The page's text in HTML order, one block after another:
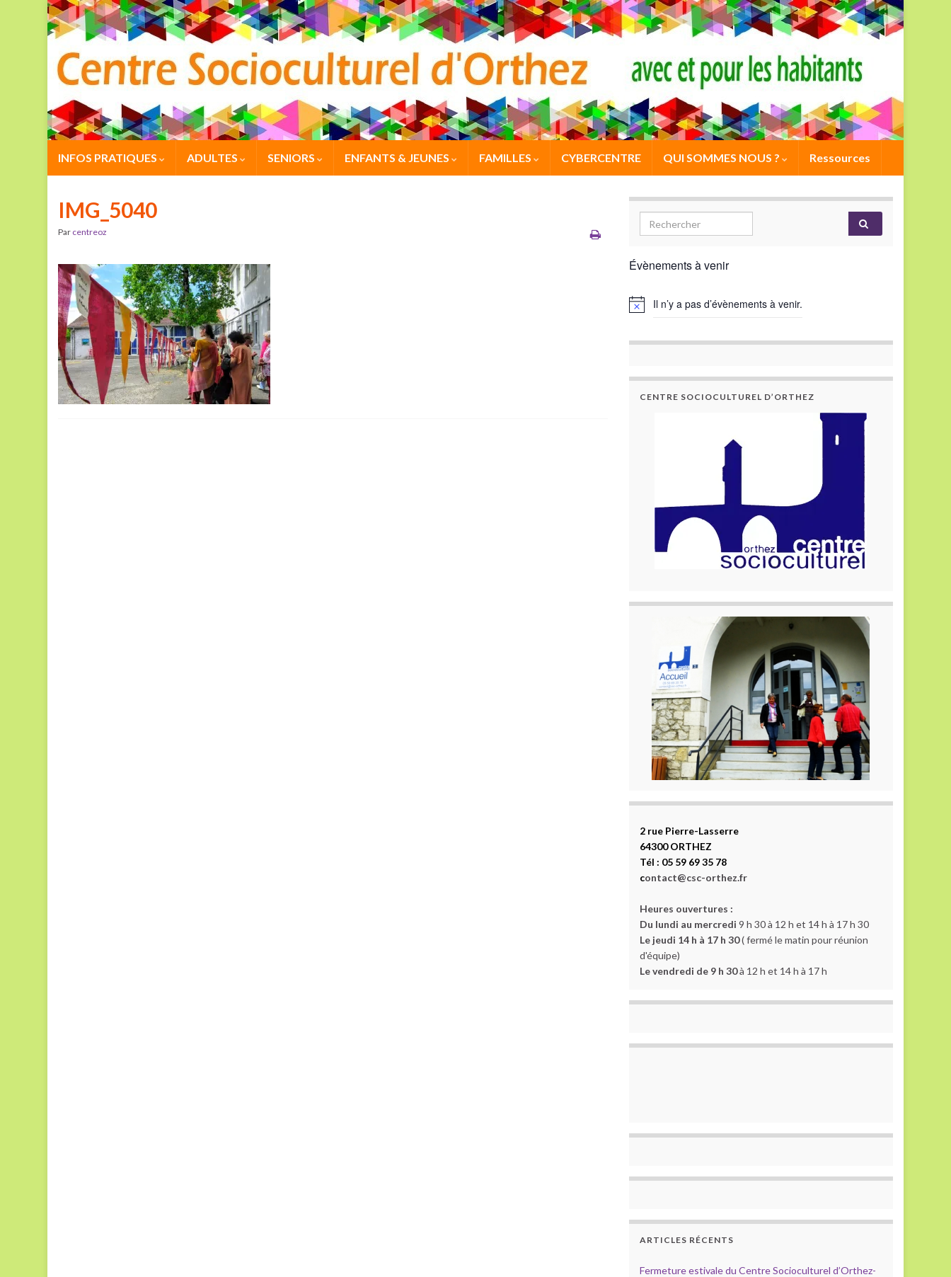
INFOS PRATIQUES ADULTES SENIORS ENFANTS & JEUNES FAMILLES CYBERCENTRE QUI SOMMES NOUS ? Ressources
IMG_5040
Par centreoz
Évènements à venir
Il n’y a pas d’évènements à venir.
CENTRE SOCIOCULTUREL D’ORTHEZ
2 rue Pierre-Lasserre
64300 ORTHEZ
Tél : 05 59 69 35 78
contact@csc-orthez.fr
Heures ouvertures :
Du lundi au mercredi 9 h 30 à 12 h et 14 h à 17 h 30
Le jeudi 14 h à 17 h 30( fermé le matin pour réunion
d'équipe)
Le vendredi de 9 h 30à 12 h et 14 h à 17 h
ARTICLES RÉCENTS
Fermeture estivale du Centre Socioculturel d’Orthez-